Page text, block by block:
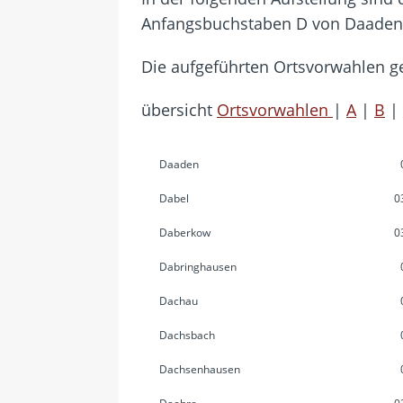
[ 24. Juli 2026 ] Samsung Galaxy
[ 22. Juli 2026 ] WhatsApp
[ 7. August 2026 ] DSL-Ende
Anfangsbuchstaben D von
Die aufgeführten Ortsvorwahlen
übersicht Ortsvorwahlen | A| B |
Daaden
Dabel
Daberkow
Dabringhausen
Dachau
Dachsbach
Dachsenhausen